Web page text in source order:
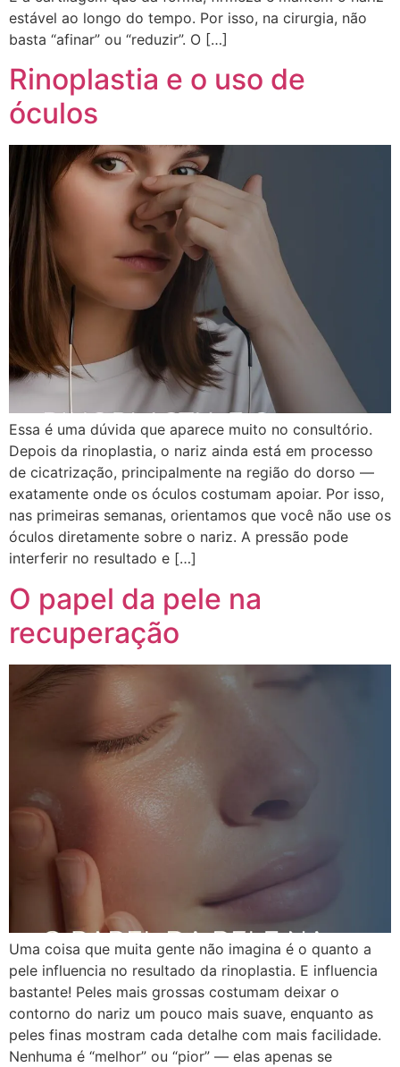
estável ao longo do tempo. Por isso, na cirurgia, não
basta “afinar” ou “reduzir”. O […]
Rinoplastia e o uso de
óculos
Essa é uma dúvida que aparece muito no consultório.
Depois da rinoplastia, o nariz ainda está em processo
de cicatrização, principalmente na região do dorso —
exatamente onde os óculos costumam apoiar. Por isso,
nas primeiras semanas, orientamos que você não use os
óculos diretamente sobre o nariz. A pressão pode
interferir no resultado e […]
O papel da pele na
recuperação
Uma coisa que muita gente não imagina é o quanto a
pele influencia no resultado da rinoplastia. E influencia
bastante! Peles mais grossas costumam deixar o
contorno do nariz um pouco mais suave, enquanto as
peles finas mostram cada detalhe com mais facilidade.
Nenhuma é “melhor” ou “pior” — elas apenas se